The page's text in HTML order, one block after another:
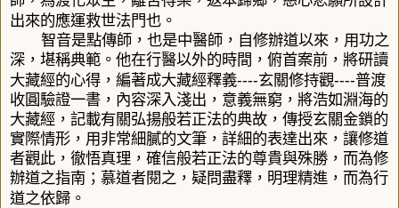
出來的應運救世法門也。
智音是點傳師，也是中醫師，自修辦道以來，用功之
深，堪稱典範。他在行醫以外的時間，俯首案前，將研讀
大藏經的心得，編著成大藏經釋義----玄關修持觀----普渡
收圓驗證一書，內容深入淺出，意義無窮，將浩如淵海的
大藏經，記載有關弘揚般若正法的典故，傳授玄關金鎖的
實際情形，用非常細膩的文筆，詳細的表達出來，讓修道
者觀此，徹悟真理，確信般若正法的尊貴與殊勝，而為修
辦道之指南；慕道者閱之，疑問盡釋，明理精進，而為行
道之依歸。